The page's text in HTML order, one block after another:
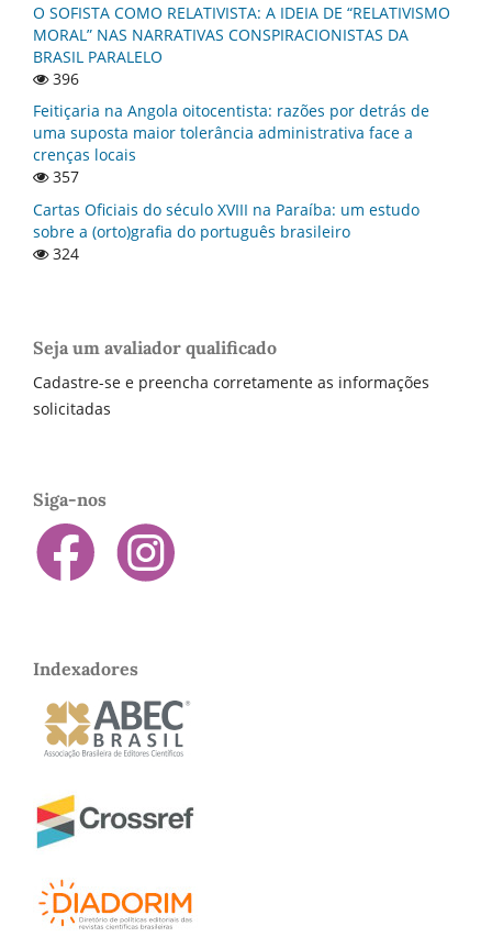
O SOFISTA COMO RELATIVISTA: A IDEIA DE “RELATIVISMO
MORAL” NAS NARRATIVAS CONSPIRACIONISTAS DA
BRASIL PARALELO
396
Feitiçaria na Angola oitocentista: razões por detrás de
uma suposta maior tolerância administrativa face a
crenças locais
357
Cartas Oficiais do século XVIII na Paraí­ba: um estudo
sobre a (orto)grafia do português brasileiro
324
Seja um avaliador qualificado
Cadastre-se e preencha corretamente as informações
solicitadas
Siga-nos
Indexadores